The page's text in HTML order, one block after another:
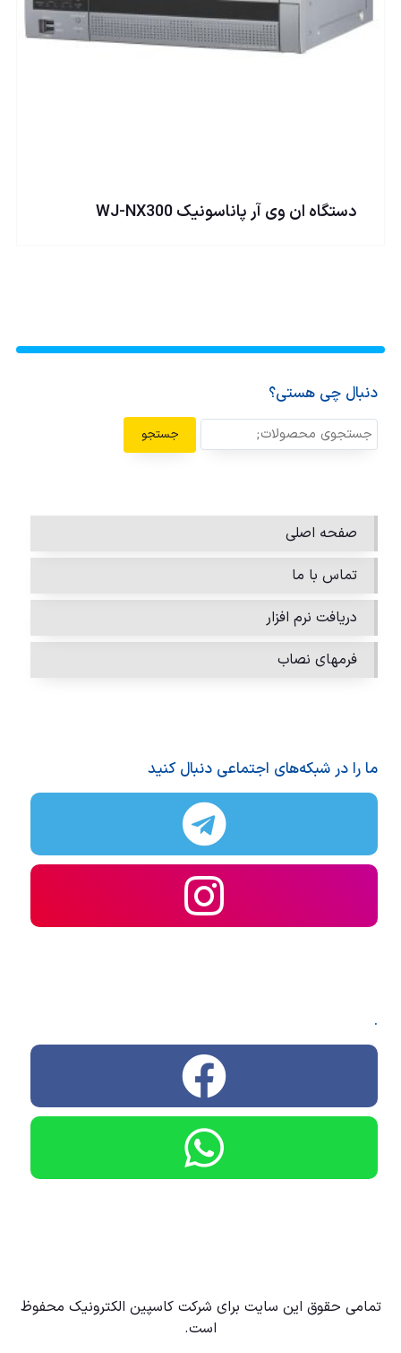
دستگاه ان وی آر پاناسونيک WJ-NX300
دنبال چی هستی؟
جستجو
صفحه اصلی
تماس با ما
دریافت نرم افزار
فرمهای نصاب
ما را در شبکه‌های اجتماعی دنبال کنید
.
تمامی حقوق این سایت برای شرکت کاسپین الکترونیک محفوظ
است.